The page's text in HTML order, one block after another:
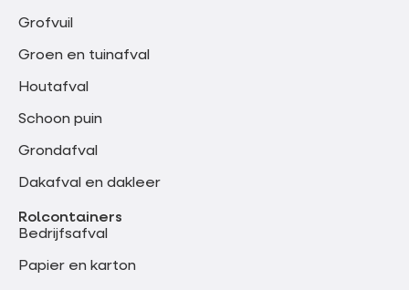
Grofvuil
Groen en tuinafval
Houtafval
Schoon puin
Grondafval
Dakafval en dakleer
Rolcontainers
Bedrijfsafval
Papier en karton